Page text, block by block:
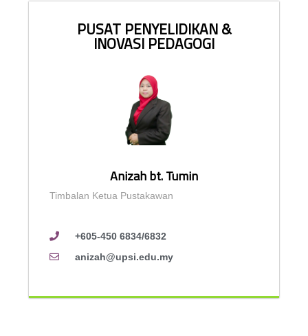
PUSAT PENYELIDIKAN &
INOVASI PEDAGOGI
Anizah bt. Tumin
Timbalan Ketua Pustakawan
+605-450 6834/6832
anizah@upsi.edu.my